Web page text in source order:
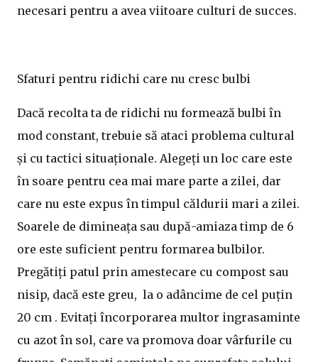
necesari pentru a avea viitoare culturi de succes.
Sfaturi pentru ridichi care nu cresc bulbi
Dacă recolta ta de ridichi nu formează bulbi în
mod constant, trebuie să ataci problema cultural
și cu tactici situaționale. Alegeți un loc care este
în soare pentru cea mai mare parte a zilei, dar
care nu este expus în timpul căldurii mari a zilei.
Soarele de dimineața sau după-amiaza timp de 6
ore este suficient pentru formarea bulbilor.
Pregătiți patul prin amestecare cu compost sau
nisip, dacă este greu, la o adâncime de cel puțin
20 cm . Evitați încorporarea multor ingrasaminte
cu azot în sol, care va promova doar vârfurile cu